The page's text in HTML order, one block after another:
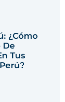
¿Cómo
De
Tus